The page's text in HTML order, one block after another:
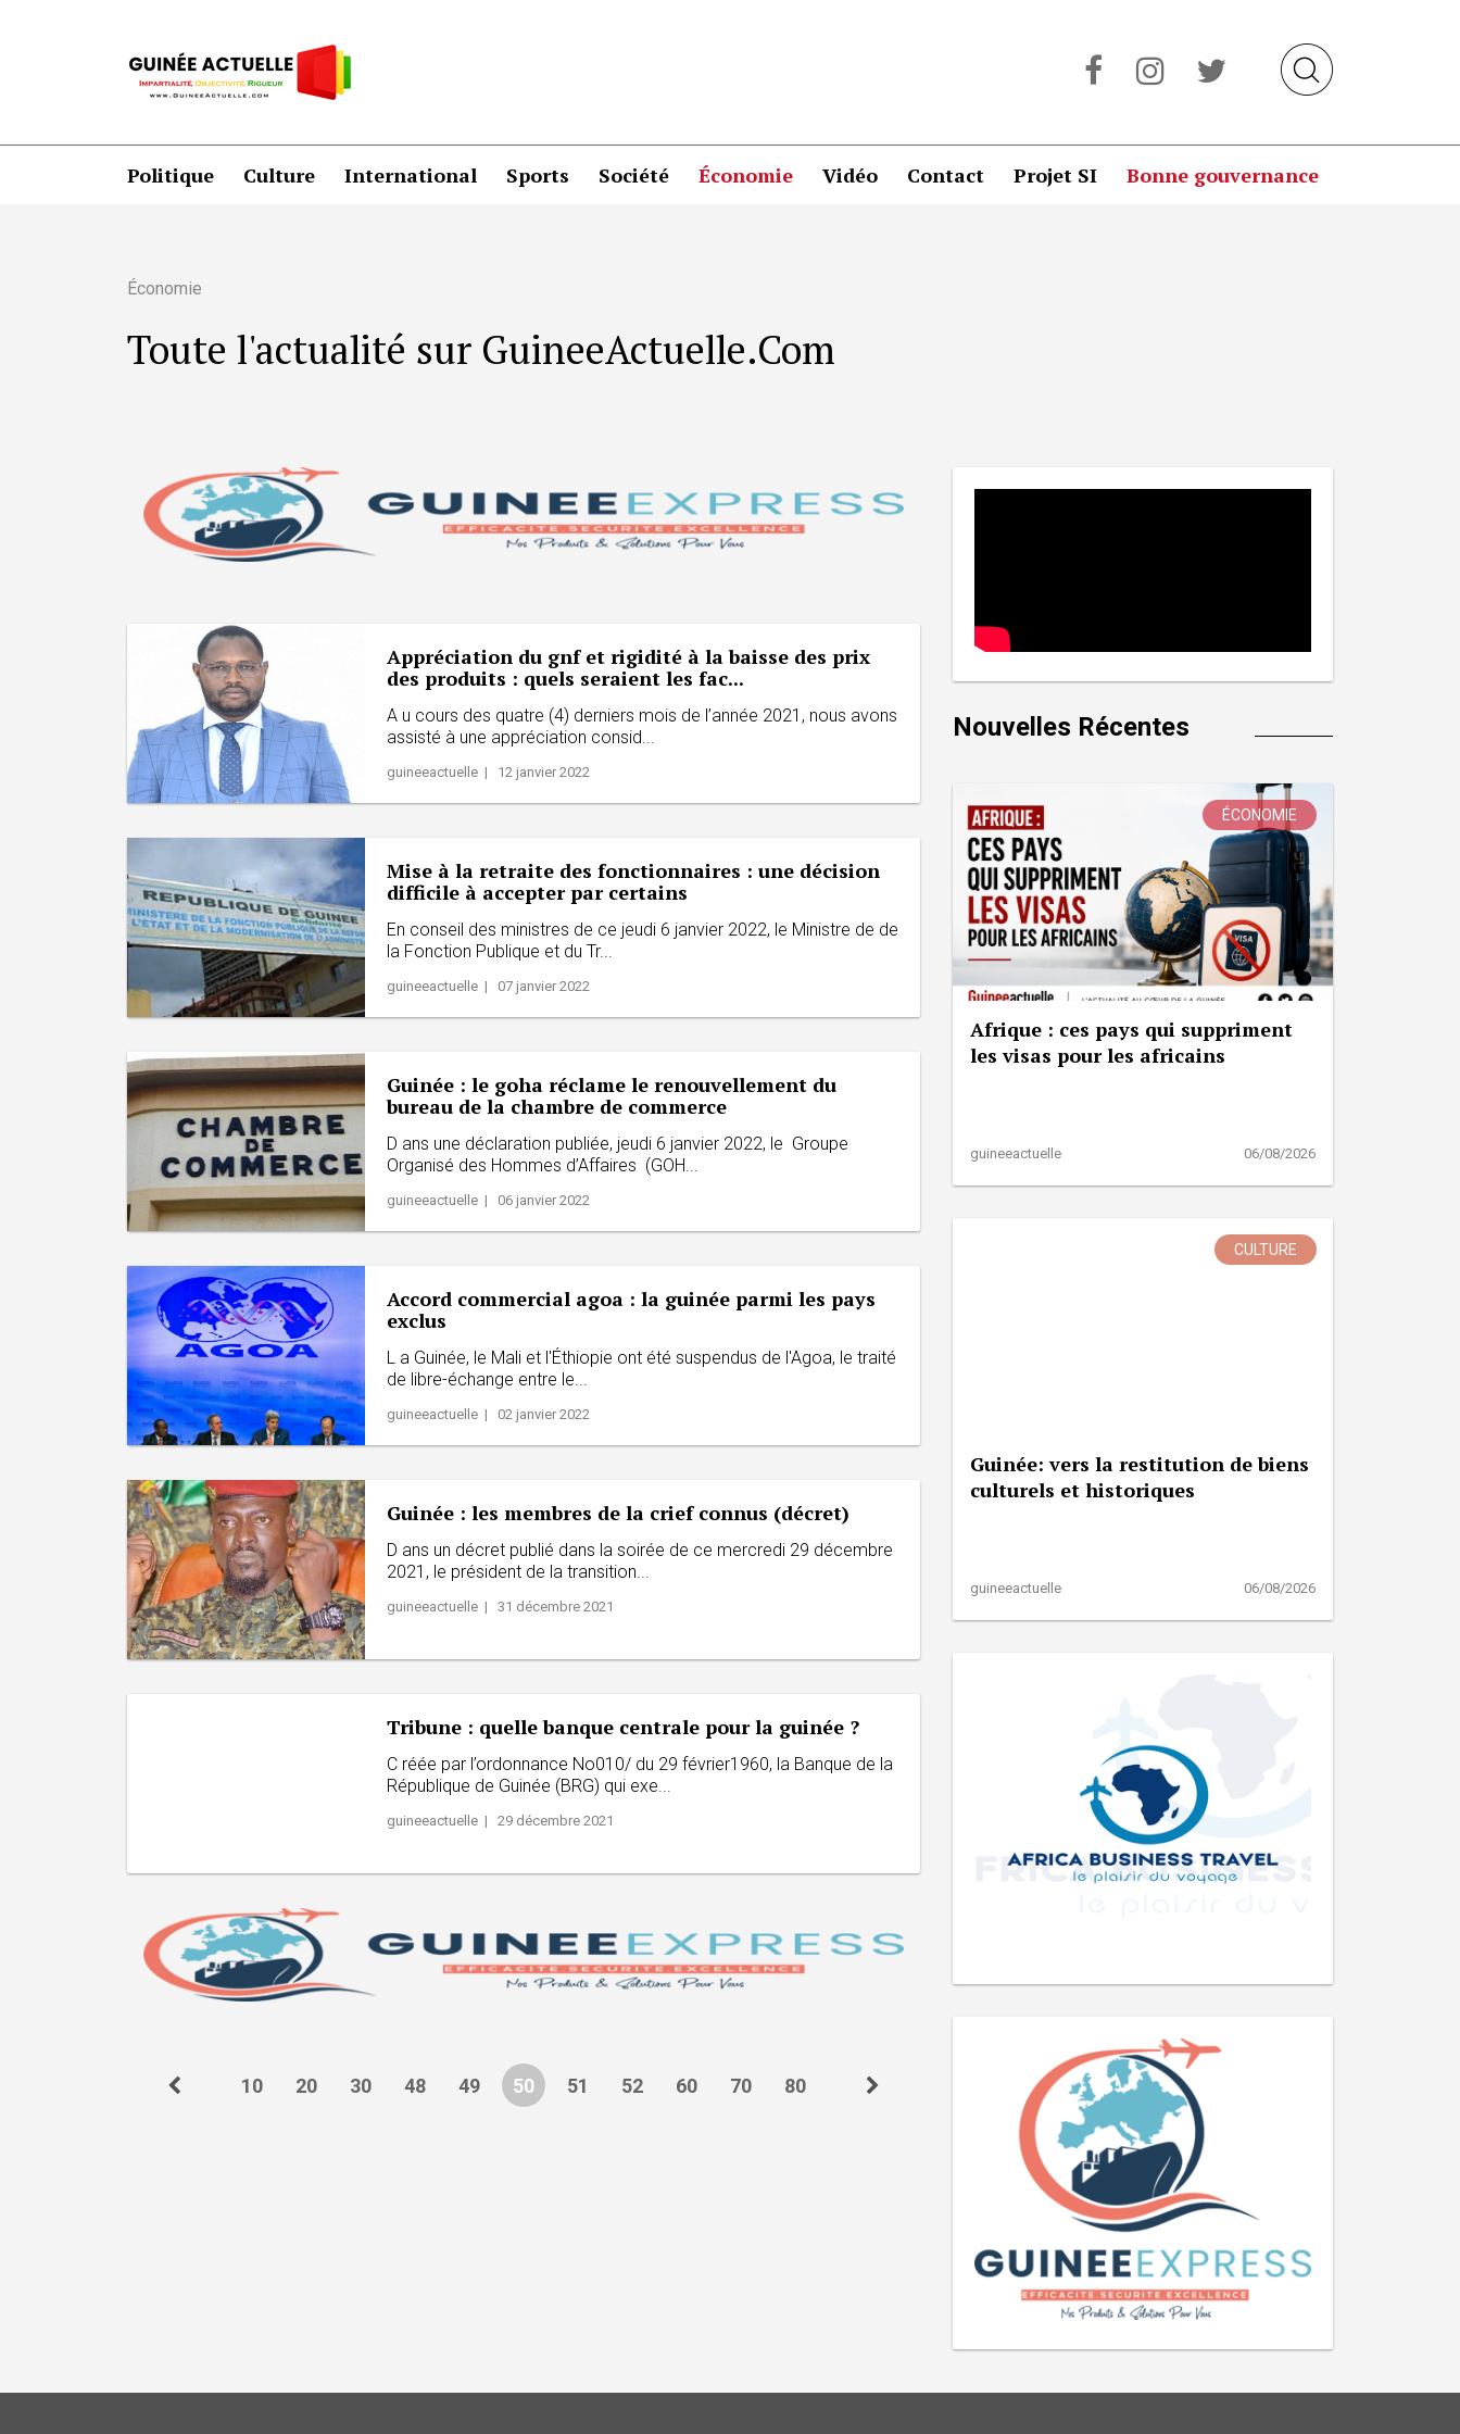
Politique Culture International Sports Société Économie Vidéo Contact Projet SI Bonne gouvernance
Économie
Toute l'actualité sur GuineeActuelle.Com
Appréciation du gnf et rigidité à la baisse des prix
des produits : quels seraient les fac...
A u cours des quatre (4) derniers mois de l’année 2021, nous avons
assisté à une appréciation consid...
guineeactuelle | 12 janvier 2022
Mise à la retraite des fonctionnaires : une décision
difficile à accepter par certains
En conseil des ministres de ce jeudi 6 janvier 2022, le Ministre de de
la Fonction Publique et du Tr...
guineeactuelle | 07 janvier 2022
Guinée : le goha réclame le renouvellement du
bureau de la chambre de commerce
D ans une déclaration publiée, jeudi 6 janvier 2022, le Groupe
Organisé des Hommes d’Affaires (GOH...
guineeactuelle | 06 janvier 2022
Accord commercial agoa : la guinée parmi les pays
exclus
L a Guinée, le Mali et l'Éthiopie ont été suspendus de l'Agoa, le traité
de libre-échange entre le...
guineeactuelle | 02 janvier 2022
Guinée : les membres de la crief connus (décret)
D ans un décret publié dans la soirée de ce mercredi 29 décembre
2021, le président de la transition...
guineeactuelle | 31 décembre 2021
Tribune : quelle banque centrale pour la guinée ?
C réée par l’ordonnance No010/ du 29 février1960, la Banque de la
République de Guinée (BRG) qui exe...
guineeactuelle | 29 décembre 2021
10 20 30 48 49 50 51 52 60 70 80
Nouvelles Récentes
ÉCONOMIE
Afrique : ces pays qui suppriment
les visas pour les africains
guineeactuelle 06/08/2026
CULTURE
Guinée: vers la restitution de biens
culturels et historiques
guineeactuelle 06/08/2026